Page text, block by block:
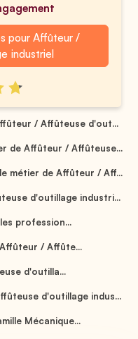
pour Affûteur /
industriel
/ Affûteuse d'out...
de Affûteur / Affûteuse...
métier de Affûteur / Aff...
d'outillage industri...
profession...
/ Affûte...
d'outilla...
d'outillage indus...
Mécanique...